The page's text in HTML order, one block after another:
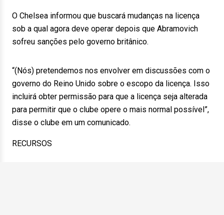
O Chelsea informou que buscará mudanças na licença
sob a qual agora deve operar depois que Abramovich
sofreu sanções pelo governo britânico.
“(Nós) pretendemos nos envolver em discussões com o
governo do Reino Unido sobre o escopo da licença. Isso
incluirá obter permissão para que a licença seja alterada
para permitir que o clube opere o mais normal possível”,
disse o clube em um comunicado.
RECURSOS